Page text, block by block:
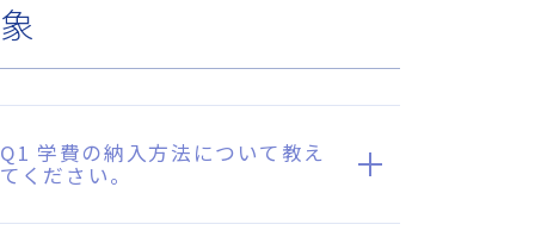
象
Q1 学費の納入方法について教え
てください。